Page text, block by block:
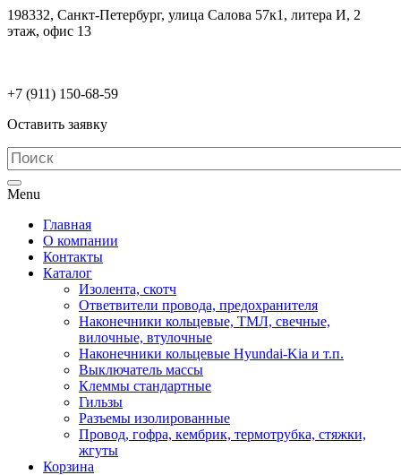
198332, Санкт-Петербург, улица Салова 57к1, литера И, 2
этаж, офис 13
+7 (911) 150-68-59
Оставить заявку
Menu
Главная
О компании
Контакты
Каталог
Изолента, скотч
Ответвители провода, предохранителя
Наконечники кольцевые, ТМЛ, свечные,
вилочные, втулочные
Наконечники кольцевые Hyundai-Kia и т.п.
Выключатель массы
Клеммы стандартные
Гильзы
Разъемы изолированные
Провод, гофра, кембрик, термотрубка, стяжки,
жгуты
Корзина